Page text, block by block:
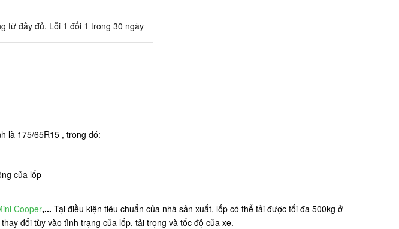
từ đầy đủ. Lỗi 1 đổi 1 trong 30 ngày
là 175/65R15 , trong đó:
của lốp
Cooper,... Tại điều kiện tiêu chuẩn của nhà sản xuất, lốp có thể tải được tối đa 500kg ở
đổi tùy vào tình trạng của lốp, tải trọng và tốc độ của xe.